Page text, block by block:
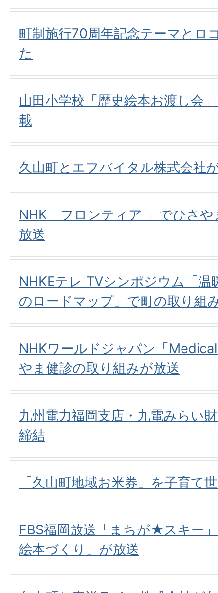
町制施行70周年記念テーマとロ
た
山田小学校「歴史絵本お渡し会
載
久山町とエフバイタル株式会社
NHK「フロンティア 」でひさ
放送
NHKEテレ TVシンポジウム「
のロードマップ」で町の取り組
NHKワールドジャパン「
やま健診の取り組みが放送
九州電力福岡支店・九電みらい
締結
「久山町地域お米券」を子育て
FBS福岡放送「まちが★スキー
絵本づくり」が放送